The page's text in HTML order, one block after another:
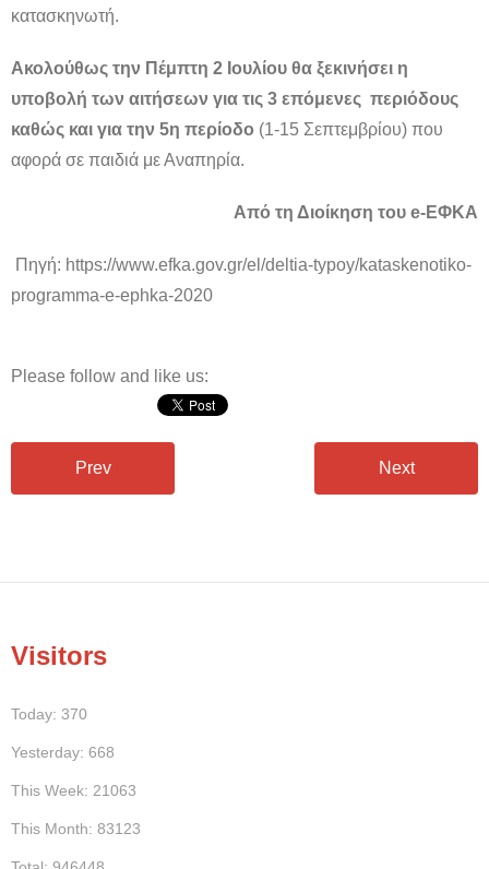
κατασκηνωτή.
Ακολούθως την Πέμπτη 2 Ιουλίου θα ξεκινήσει η
υποβολή των αιτήσεων για τις 3 επόμενες περιόδους
καθώς και για την 5η περίοδο (1-15 Σεπτεμβρίου) που
αφορά σε παιδιά με Αναπηρία.
Από τη Διοίκηση του e-ΕΦΚΑ
Πηγή: https://www.efka.gov.gr/el/deltia-typoy/kataskenotiko-
programma-e-ephka-2020
Please follow and like us:
Prev Next
Visitors
Today: 370
Yesterday: 668
This Week: 21063
This Month: 83123